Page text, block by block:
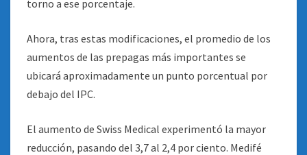
torno a ese porcentaje.
Ahora, tras estas modificaciones, el promedio de los
aumentos de las prepagas más importantes se
ubicará aproximadamente un punto porcentual por
debajo del IPC.
El aumento de Swiss Medical experimentó la mayor
reducción, pasando del 3,7 al 2,4 por ciento. Medifé